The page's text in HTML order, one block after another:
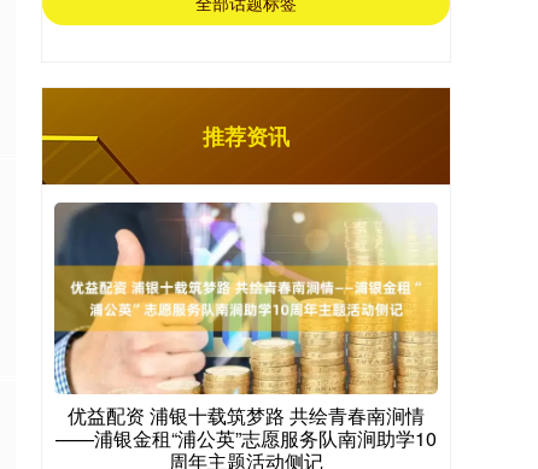
推荐资讯
优益配资 浦银十载筑梦路 共绘青春南涧情
——浦银金租“浦公英”志愿服务队南涧助学10
周年主题活动侧记